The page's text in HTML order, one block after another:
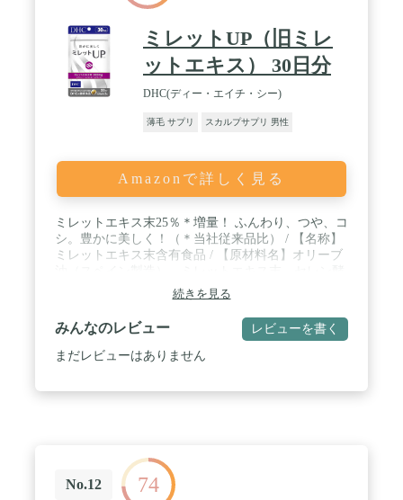
ミレットUP（旧ミレ
ットエキス） 30日分
DHC(ディー・エイチ・シー)
薄毛 サプリ スカルプサプリ 男性
Amazonで詳しく見る
ミレットエキス末25％＊増量！ ふんわり、つや、コ
シ。豊かに美しく！（＊当社従来品比） / 【名称】
ミレットエキス末含有食品 / 【原材料名】オリーブ
母/ゼラチン、グリセリン、ビタミンE、パントテン
酸Ca、ミツロウ、ビタミンB1、ビタミンB6、トウ
ガラシ抽出物、ビタミンB2 / 【内容量】36.9g［1粒
重量410mg（1粒内容量250mg）×90粒］ / 【栄養成
分表示［3粒1230mgあたり］】熱量6.8kcal、たんぱ
続きを見る
みんなのレビュー レビューを書く
まだレビューはありません
No.12 74